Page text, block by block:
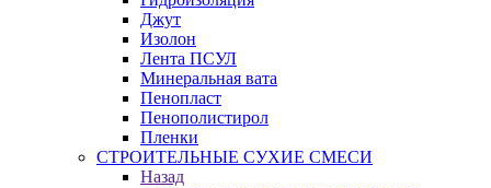
Джут
Изолон
Лента ПСУЛ
Минеральная вата
Пенопласт
Пенополистирол
Пленки
СТРОИТЕЛЬНЫЕ СУХИЕ СМЕСИ
Назад